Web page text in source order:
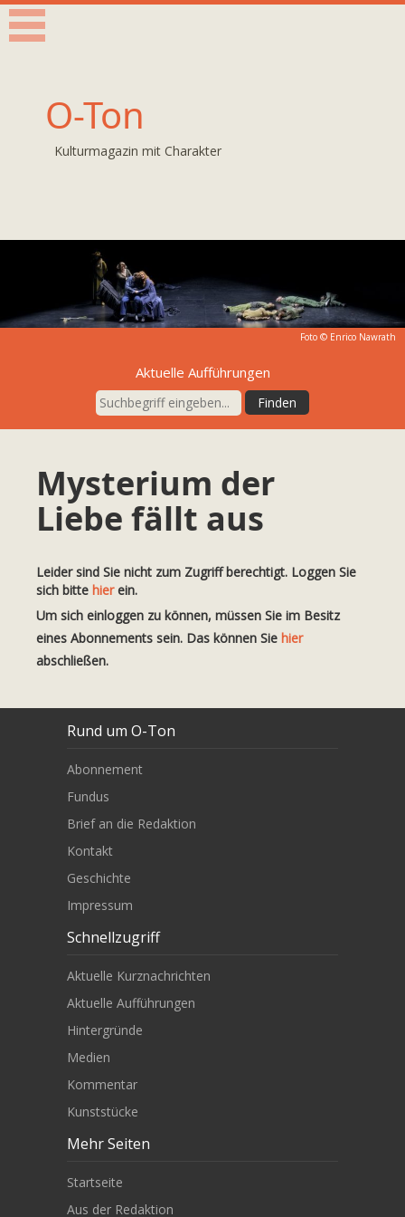
O-Ton
Kulturmagazin mit Charakter
Foto © Enrico Nawrath
Aktuelle Aufführungen
Mysterium der
Liebe fällt aus
Leider sind Sie nicht zum Zugriff berechtigt. Loggen Sie
sich bitte hierein.
Um sich einloggen zu können, müssen Sie im Besitz
eines Abonnements sein. Das können Sie hier
abschließen.
Rund um O-Ton
Abonnement
Fundus
Brief an die Redaktion
Kontakt
Geschichte
Impressum
Schnellzugriff
Aktuelle Kurznachrichten
Aktuelle Aufführungen
Hintergründe
Medien
Kommentar
Kunststücke
Mehr Seiten
Startseite
Aus der Redaktion